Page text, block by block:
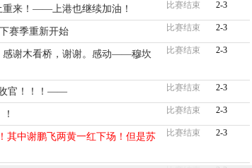
重来！——上港也继续加油！ 比赛结束 2-3
赛季重新开始 比赛结束 2-3
感谢木看桥，谢谢。感动——穆坎
比赛结束 2-3
收官！！！—— 比赛结束 2-3
比赛结束 2-3
其中谢鹏飞两黄一红下场！但是苏
比赛结束 2-3